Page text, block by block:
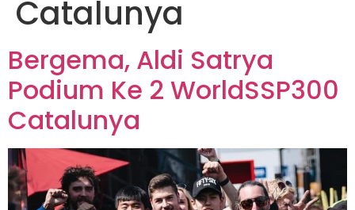
Catalunya
Bergema, Aldi Satrya
Podium Ke 2 WorldSSP300
Catalunya